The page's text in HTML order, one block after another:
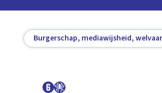
Burgerschap, mediawijsheid,